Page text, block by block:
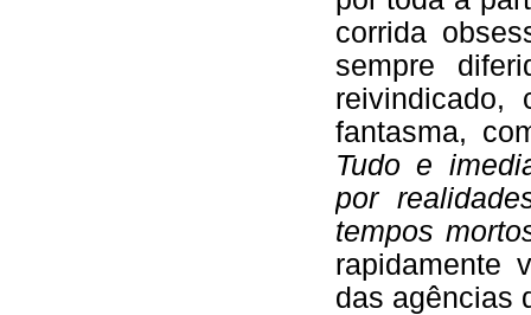
corrida
sempre
fantasma,
Tudo e
por
tempos
rapidamente
das agências